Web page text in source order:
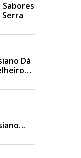
Sabores
Dá